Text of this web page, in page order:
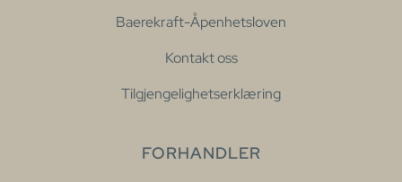
Baerekraft-Åpenhetsloven
Kontakt oss
Tilgjengelighetserklæring
FORHANDLER